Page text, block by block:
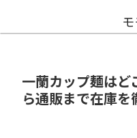
一蘭カップ麺はど
ら通販まで在庫を